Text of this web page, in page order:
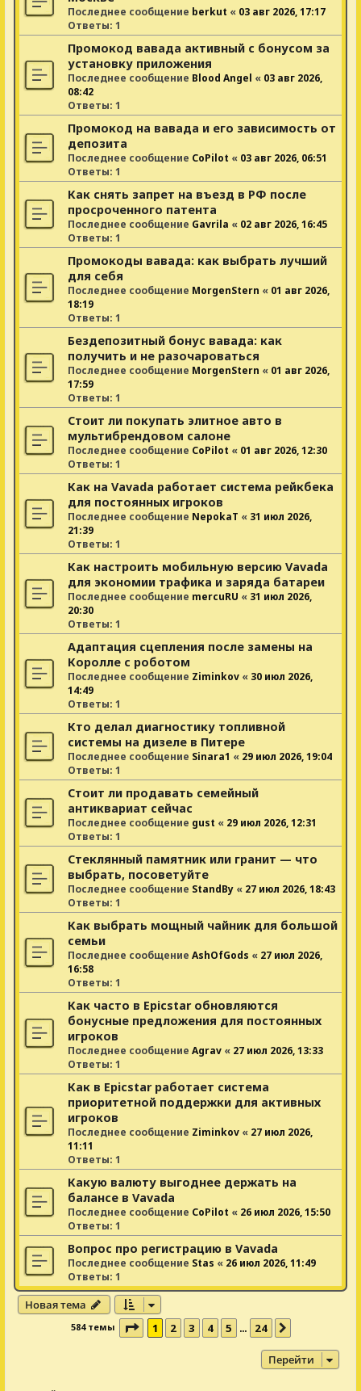
Последнее сообщение berkut « 03 авг 2026, 17:17
Ответы: 1
Промокод вавада активный с бонусом за
установку приложения
Последнее сообщение Blood Angel « 03 авг 2026,
08:42
Ответы: 1
Промокод на вавада и его зависимость от
депозита
Последнее сообщение CoPilot « 03 авг 2026, 06:51
Ответы: 1
Как снять запрет на въезд в РФ после
просроченного патента
Последнее сообщение Gavrila « 02 авг 2026, 16:45
Ответы: 1
Промокоды вавада: как выбрать лучший
для себя
Последнее сообщение MorgenStern « 01 авг 2026,
18:19
Ответы: 1
Бездепозитный бонус вавада: как
получить и не разочароваться
Последнее сообщение MorgenStern « 01 авг 2026,
17:59
Ответы: 1
Стоит ли покупать элитное авто в
мультибрендовом салоне
Последнее сообщение CoPilot « 01 авг 2026, 12:30
Ответы: 1
Как на Vavada работает система рейкбека
для постоянных игроков
Последнее сообщение NepokaT « 31 июл 2026,
21:39
Ответы: 1
Как настроить мобильную версию Vavada
для экономии трафика и заряда батареи
Последнее сообщение mercuRU « 31 июл 2026,
20:30
Ответы: 1
Адаптация сцепления после замены на
Королле с роботом
Последнее сообщение Ziminkov « 30 июл 2026,
14:49
Ответы: 1
Кто делал диагностику топливной
системы на дизеле в Питере
Последнее сообщение Sinara1 « 29 июл 2026, 19:04
Ответы: 1
Стоит ли продавать семейный
антиквариат сейчас
Последнее сообщение gust « 29 июл 2026, 12:31
Ответы: 1
Стеклянный памятник или гранит — что
выбрать, посоветуйте
Последнее сообщение StandBy « 27 июл 2026, 18:43
Ответы: 1
Как выбрать мощный чайник для большой
семьи
Последнее сообщение AshOfGods « 27 июл 2026,
16:58
Ответы: 1
Как часто в Epicstar обновляются
бонусные предложения для постоянных
игроков
Последнее сообщение Agrav « 27 июл 2026, 13:33
Ответы: 1
Как в Epicstar работает система
приоритетной поддержки для активных
игроков
Последнее сообщение Ziminkov « 27 июл 2026,
11:11
Ответы: 1
Какую валюту выгоднее держать на
балансе в Vavada
Последнее сообщение CoPilot « 26 июл 2026, 15:50
Ответы: 1
Вопрос про регистрацию в Vavada
Последнее сообщение Stas « 26 июл 2026, 11:49
Ответы: 1
Новая тема
584 темы Страница из 24
1 2 3 4 5 … 24
Перейти